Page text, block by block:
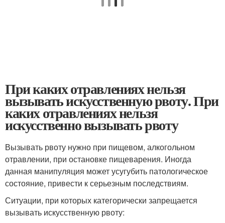
При каких отравлениях нельзя
вызывать искусственную рвоту. При
каких отравлениях нельзя
искусственно вызывать рвоту
Вызывать рвоту нужно при пищевом, алкогольном
отравлении, при остановке пищеварения. Иногда
данная манипуляция может усугубить патологическое
состояние, привести к серьезным последствиям.
Ситуации, при которых категорически запрещается
вызывать искусственную рвоту: